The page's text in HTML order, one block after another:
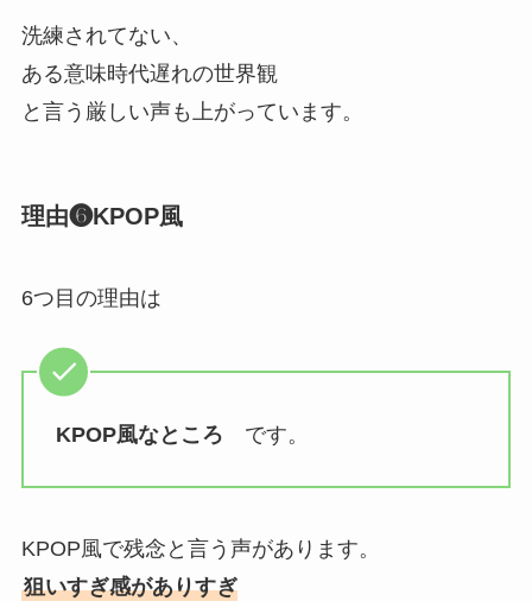
洗練されてない、
ある意味時代遅れの世界観
と言う厳しい声も上がっています。
理由❻KPOP風
6つ目の理由は
KPOP風なところ です。
KPOP風で残念と言う声があります。
狙いすぎ感がありすぎ